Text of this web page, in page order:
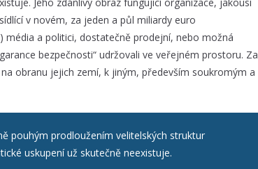
v novém, za jeden a půl miliardy euro
média a politici, dostatečně prodejní, nebo možná
bezpečnosti“ udržovali ve veřejném prostoru. Za
obranu jejich zemí, k jiným, především soukromým a
pouhým prodloužením velitelských struktur
uskupení už skutečně neexistuje.